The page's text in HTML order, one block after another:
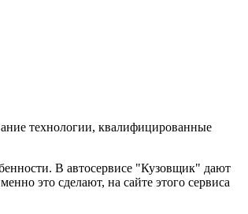
технологии, квалифицированные
В автосервисе "Кузовщик" дают
это сделают, на сайте этого сервиса